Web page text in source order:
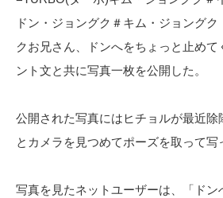
ドン・ジョングク＃キム・ジョング
クお兄さん、ドンへをちょっと止めて
ント文と共に写真一枚を公開した。
公開された写真にはヒチョルが最近
とカメラを見つめてポーズを取って写
写真を見たネットユーザーは、「ド